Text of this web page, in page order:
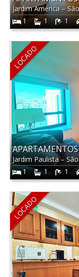
Jardim América–
1
1 1
LOCADO
APARTAMENTOS
Jardim Paulista–
1
1 1
LOCADO